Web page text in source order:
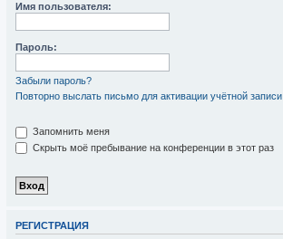
Имя пользователя:
Пароль:
Забыли пароль?
Повторно выслать письмо для активации учётной записи
Запомнить меня
Скрыть моё пребывание на конференции в этот раз
РЕГИСТРАЦИЯ